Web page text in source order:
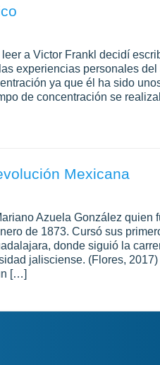
a Victor Frankl decidí
experiencias personales del
ya que él ha sido
de concentración se
Mexicana
Azuela González quien
de 1873. Cursó sus
donde siguió la
jalisciense. (Flores,
[…]